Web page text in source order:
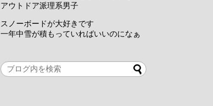
アウトドア派理系男子
スノーボードが大好きです
一年中雪が積もっていればいいのになぁ